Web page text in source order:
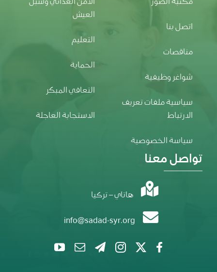
مكتبة الصور
اتصل بنا
مناقصات
شواغر وظيفية
سياسية ملفات تعريف
الارتباط
سياسة الخصوصية
الأمن الغذائي وسبل
العيش
التعليم
الحماية
التعافي المبكر
الاستجابة العاجلة
تواصل معنا
هاتاي – تركيا
info@sadad-syr.org